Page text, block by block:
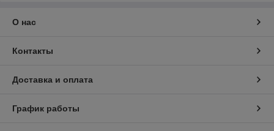
О нас
Контакты
Доставка и оплата
График работы